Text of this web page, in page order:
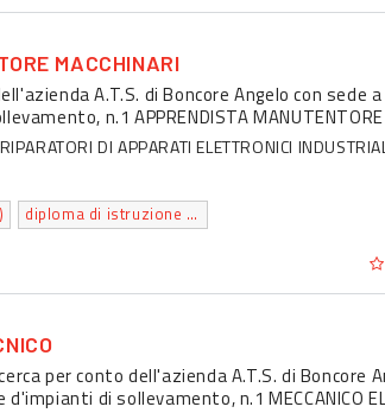
MACCHINARI
A.T.S. di Boncore Angelo con sede
n.1 APPRENDISTA MANUTENTORE
DI APPARATI ELETTRONICI
diploma di istruzione secondaria superiore che permette l'accesso all'universita'
per conto dell'azienda A.T.S. di Boncore
di sollevamento, n.1 MECCANICO